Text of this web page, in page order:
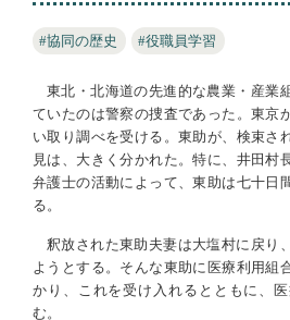
#協同の歴史 #役職員学習
東北・北海道の先進的な農業・産業
ていたのは警察の捜査であった。東京
い取り調べを受ける。東助が、検束さ
見は、大きく分かれた。特に、井田村
弁護士の活動によって、東助は七十日
る。
釈放された東助夫妻は大塩村に戻り
ようとする。そんな東助に医療利用組
かり、これを受け入れるとともに、
む。